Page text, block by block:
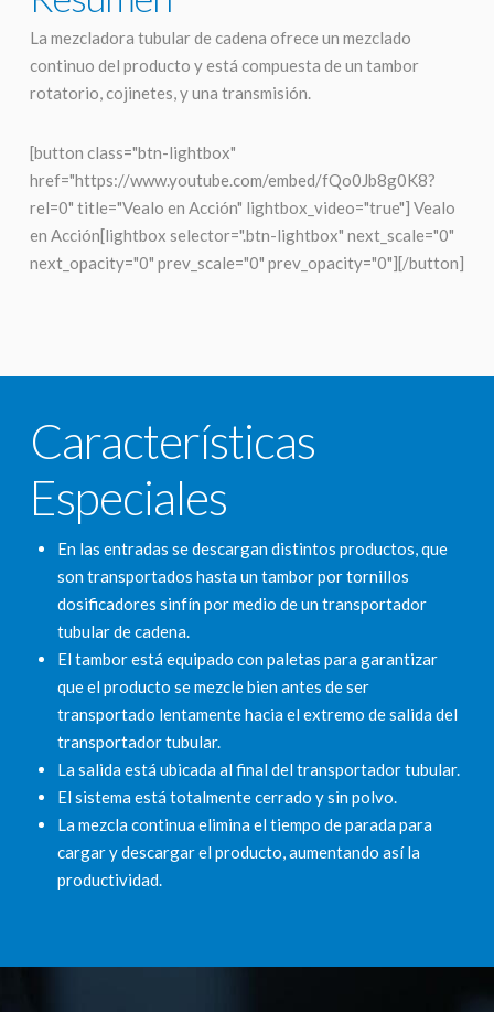
La mezcladora tubular de cadena ofrece un mezclado
continuo del producto y está compuesta de un tambor
rotatorio, cojinetes, y una transmisión.
[button class="btn-lightbox"
href="https://www.youtube.com/embed/fQo0Jb8g0K8?
rel=0" title="Vealo en Acción" lightbox_video="true"] Vealo
en Acción[lightbox selector=".btn-lightbox" next_scale="0"
next_opacity="0" prev_scale="0" prev_opacity="0"][/button]
Características
Especiales
En las entradas se descargan distintos productos, que
son transportados hasta un tambor por tornillos
dosificadores sinfín por medio de un transportador
tubular de cadena.
El tambor está equipado con paletas para garantizar
que el producto se mezcle bien antes de ser
transportado lentamente hacia el extremo de salida del
transportador tubular.
La salida está ubicada al final del transportador tubular.
El sistema está totalmente cerrado y sin polvo.
La mezcla continua elimina el tiempo de parada para
cargar y descargar el producto, aumentando así la
productividad.